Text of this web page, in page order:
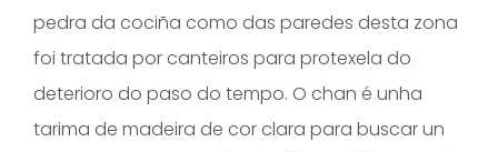
pedra da cociña como das paredes desta zona
foi tratada por canteiros para protexela do
deterioro do paso do tempo. O chan é unha
tarima de madeira de cor clara para buscar un